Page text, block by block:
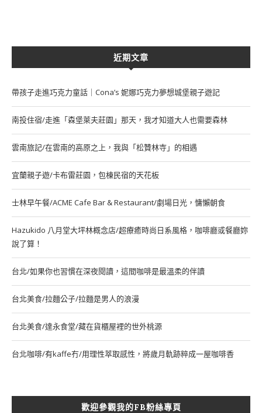
近期文章
帶孩子走進巧克力童話｜Cona’s 妮娜巧克力夢想城堡親子遊記
南投住宿/走進「森堡萊夫莊園」那天，我才知道大人也需要森林
雲南旅記/在雲南的高原之上，我與「松贊林寺」的相遇
宜蘭親子遊/卡布雷莊園，包棟民宿的天花板
士林早午餐/ACME Cafe Bar & Restaurant/劇場日光，慵懶朝食
Hazukido 八月堂大坪林概念店/超療癒時尚日系風格，咖啡廳或餐廳妳
說了算！
台北/如果你也習慣在深夜閱讀，這間咖啡是最溫柔的伴讀
台北美食/拉麵公子/拉麵是男人的浪漫
台北美食/達永食堂/藏在貨櫃屋裡的世外桃源
台北咖啡/有kaffe冇/用理性萃取感性，將歲月軌跡粹成一屋咖啡香
歡迎參觀我的FB粉絲專頁